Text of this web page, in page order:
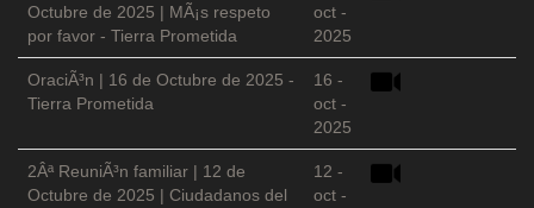
Octubre de 2025 | MÃ¡s respeto
por favor - Tierra Prometida
oct -
2025
OraciÃ³n | 16 de Octubre de 2025 -
Tierra Prometida
16 -
oct -
2025
2Âª ReuniÃ³n familiar | 12 de
Octubre de 2025 | Ciudadanos del
12 -
oct -